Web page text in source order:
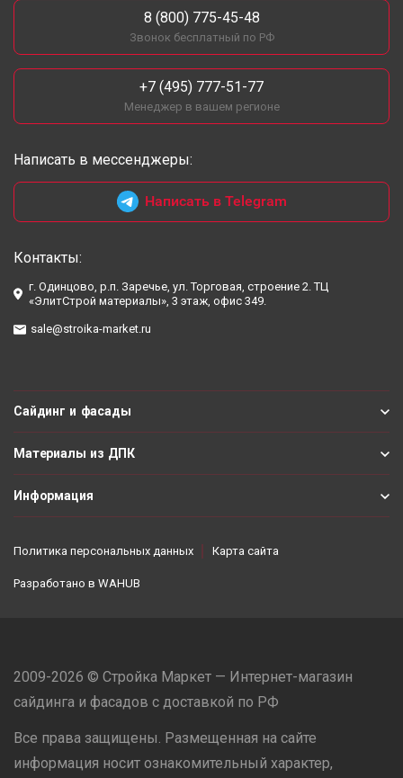
8 (800) 775-45-48
Звонок бесплатный по РФ
+7 (495) 777-51-77
Менеджер в вашем регионе
Написать в мессенджеры:
Написать в Telegram
Контакты:
г. Одинцово, р.п. Заречье, ул. Торговая, строение 2. ТЦ
«ЭлитСтрой материалы», 3 этаж, офис 349.
sale@stroika-market.ru
Сайдинг и фасады
Материалы из ДПК
Информация
Политика персональных данных Карта сайта
Разработано в WAHUB
2009-2026 © Стройка Маркет — Интернет-магазин
сайдинга и фасадов с доставкой по РФ
Все права защищены. Размещенная на сайте
информация носит ознакомительный характер,